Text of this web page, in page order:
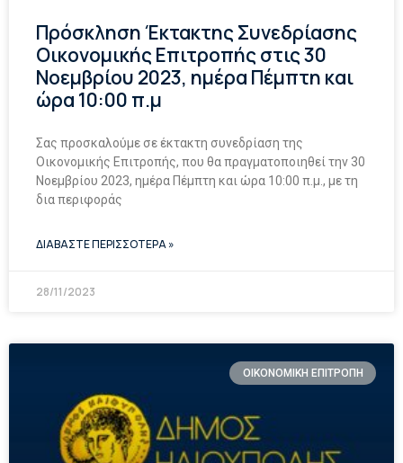
Πρόσκληση Έκτακτης Συνεδρίασης
Οικονομικής Επιτροπής στις 30
Νοεμβρίου 2023, ημέρα Πέμπτη και
ώρα 10:00 π.μ
Σας προσκαλούμε σε έκτακτη συνεδρίαση της
Οικονομικής Επιτροπής, που θα πραγματοποιηθεί την 30
Νοεμβρίου 2023, ημέρα Πέμπτη και ώρα 10:00 π.μ., με τη
δια περιφοράς
ΔΙΑΒΑΣΤΕ ΠΕΡΙΣΣΟΤΕΡΑ »
28/11/2023
ΟΙΚΟΝΟΜΙΚΗ ΕΠΙΤΡΟΠΗ